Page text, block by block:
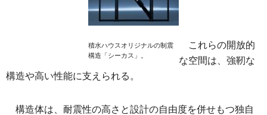
積水ハウスオリジナルの制震
構造「シーカス」。
これらの開放的
な空間は、強靭な
構造や高い性能に支えられる。
構造体は、耐震性の高さと設計の自由度を併せもつ独自